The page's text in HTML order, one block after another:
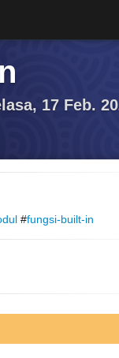
17 Feb.
#fungsi-built-in